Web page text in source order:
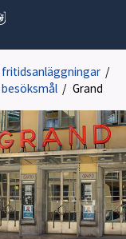
p
s
a
l
a
a
r
e
n
o
r
/
/ Grand